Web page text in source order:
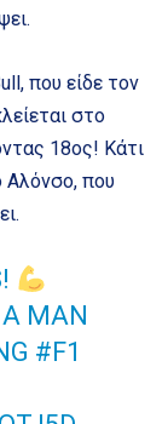
που είδε τον
στο
18ος! Κάτι
Αλόνσο, που
MAN
#F1